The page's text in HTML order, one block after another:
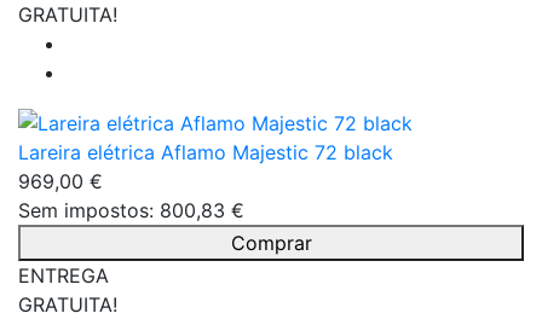
GRATUITA!
Lareira elétrica Aflamo Majestic 72 black
969,00 €
Sem impostos: 800,83 €
Comprar
ENTREGA
GRATUITA!